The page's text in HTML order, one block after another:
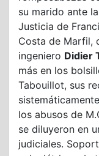
su marido ante
Justicia de
Costa de Marfil,
ingeniero Didier
más en los
Tabouillot, sus
los abusos de
se diluyeron en
judiciales.